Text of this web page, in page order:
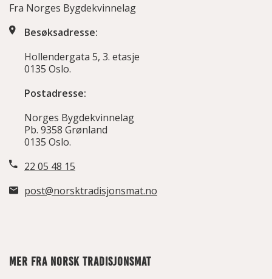
Fra Norges Bygdekvinnelag
Besøksadresse:
Hollendergata 5, 3. etasje
0135 Oslo.
Postadresse:
Norges Bygdekvinnelag
Pb. 9358 Grønland
0135 Oslo.
22 05 48 15
post@norsktradisjonsmat.no
MER FRA NORSK TRADISJONSMAT